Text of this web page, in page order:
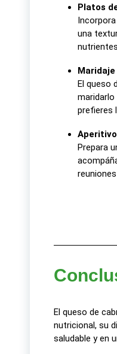
Platos
una
Maridaje
El queso
prefieres
Prepara
El queso de
nutricional, su
saludable y en